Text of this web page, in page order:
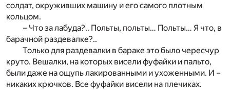
солдат, окруживших машину и его самого плотным
кольцом.
– Что за лабуда?.. Польты, польты… Польты… Я что, в
барачной раздевалке?..
Только для раздевалки в бараке это было чересчур
круто. Вешалки, на которых висели фуфайки и пальто,
были даже на ощупь лакированными и ухоженными. И –
никаких крючков. Все фуфайки висели на плечиках.